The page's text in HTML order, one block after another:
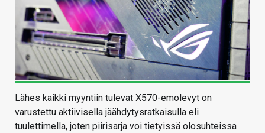
Lähes kaikki myyntiin tulevat X570-emolevyt on
varustettu aktiivisella jäähdytysratkaisulla eli
tuulettimella, joten piirisarja voi tietyissä olosuhteissa